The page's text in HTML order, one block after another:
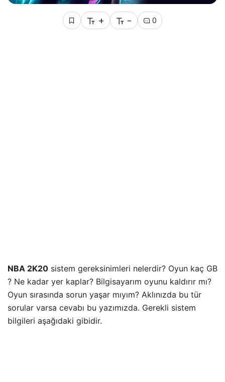
+ - 0
NBA 2K20 sistem gereksinimleri nelerdir? Oyun kaç GB
? Ne kadar yer kaplar? Bilgisayarım oyunu kaldırır mı?
Oyun sırasında sorun yaşar mıyım? Aklınızda bu tür
sorular varsa cevabı bu yazımızda. Gerekli sistem
bilgileri aşağıdaki gibidir.